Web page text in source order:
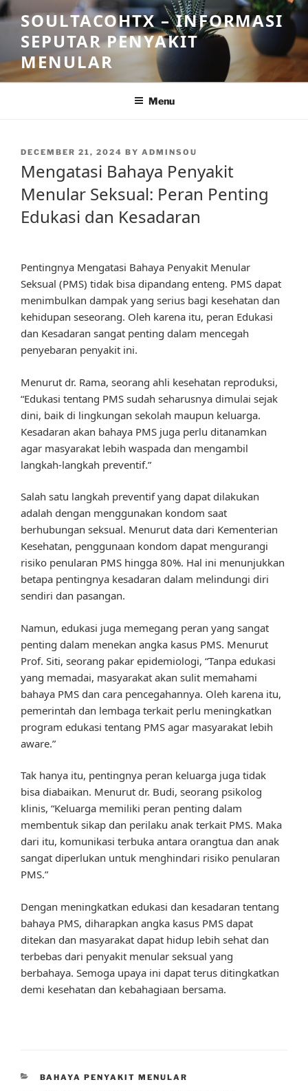
Skip
to
content
SOULTACOHTX – INFORMASI
SEPUTAR PENYAKIT
MENULAR
Menu
POSTED
DECEMBER 21, 2024 BY ADMINSOU
Mengatasi Bahaya Penyakit
Menular Seksual: Peran Penting
Edukasi dan Kesadaran
Pentingnya Mengatasi Bahaya Penyakit Menular
Seksual (PMS) tidak bisa dipandang enteng. PMS dapat
menimbulkan dampak yang serius bagi kesehatan dan
kehidupan seseorang. Oleh karena itu, peran Edukasi
dan Kesadaran sangat penting dalam mencegah
penyebaran penyakit ini.
Menurut dr. Rama, seorang ahli kesehatan reproduksi,
“Edukasi tentang PMS sudah seharusnya dimulai sejak
dini, baik di lingkungan sekolah maupun keluarga.
Kesadaran akan bahaya PMS juga perlu ditanamkan
agar masyarakat lebih waspada dan mengambil
langkah-langkah preventif.”
Salah satu langkah preventif yang dapat dilakukan
adalah dengan menggunakan kondom saat
berhubungan seksual. Menurut data dari Kementerian
Kesehatan, penggunaan kondom dapat mengurangi
risiko penularan PMS hingga 80%. Hal ini menunjukkan
betapa pentingnya kesadaran dalam melindungi diri
sendiri dan pasangan.
Namun, edukasi juga memegang peran yang sangat
penting dalam menekan angka kasus PMS. Menurut
Prof. Siti, seorang pakar epidemiologi, “Tanpa edukasi
yang memadai, masyarakat akan sulit memahami
bahaya PMS dan cara pencegahannya. Oleh karena itu,
pemerintah dan lembaga terkait perlu meningkatkan
program edukasi tentang PMS agar masyarakat lebih
aware.”
Tak hanya itu, pentingnya peran keluarga juga tidak
bisa diabaikan. Menurut dr. Budi, seorang psikolog
klinis, “Keluarga memiliki peran penting dalam
membentuk sikap dan perilaku anak terkait PMS. Maka
dari itu, komunikasi terbuka antara orangtua dan anak
sangat diperlukan untuk menghindari risiko penularan
PMS.”
Dengan meningkatkan edukasi dan kesadaran tentang
bahaya PMS, diharapkan angka kasus PMS dapat
ditekan dan masyarakat dapat hidup lebih sehat dan
terbebas dari penyakit menular seksual yang
berbahaya. Semoga upaya ini dapat terus ditingkatkan
demi kesehatan dan kebahagiaan bersama.
CATEGORIES
BAHAYA PENYAKIT MENULAR